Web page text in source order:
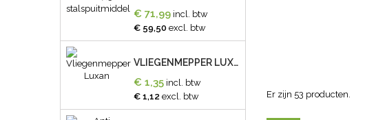
€ 71,99 incl. btw
€ 59,50 excl. btw
VLIEGENMEPPER LUXAN
€ 1,35 incl. btw
€ 1,12 excl. btw Er zijn 53 producten.